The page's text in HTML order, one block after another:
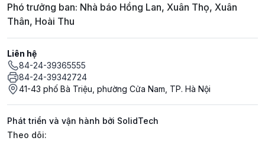
Phó trưởng ban: Nhà báo Hồng Lan, Xuân Thọ, Xuân
Thân, Hoài Thu
Liên hệ
84-24-39365555
84-24-39342724
41-43 phố Bà Triệu, phường Cửa Nam, TP. Hà Nội
Phát triển và vận hành bởi SolidTech
Mạng xã hội
Theo dõi: